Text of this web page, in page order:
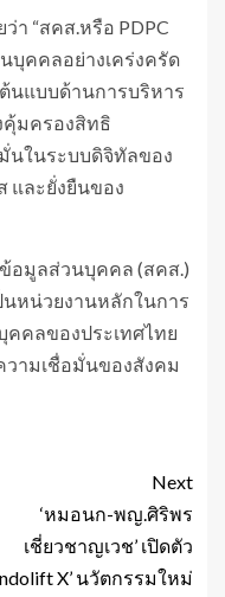
า “สคส.หรือ PDPC
คคลอย่างเคร่งครัด
นแบบด้านการบริหาร
คุ้มครองสิทธิ
นในระบบดิจิทัลของ
และยั่งยืนของ
อมูลส่วนบุคคล (สคส.)
นหน่วยงานหลักในการ
คลของประเทศไทย
ามเชื่อมั่นของสังคม
Next
‘หมอนก-พญ.ศิริพร
เชี่ยวชาญเวช’ เปิดตัว
X’ นวัตกรรมใหม่